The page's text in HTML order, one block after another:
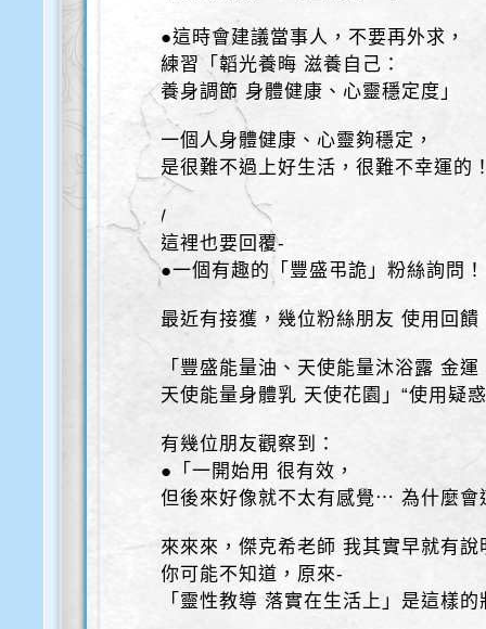
●這時會建議當事人，不要再外求，
練習「韜光養晦 滋養自己：
養身調節 身體健康、心靈穩定度」
一個人身體健康、心靈夠穩定，
是很難不過上好生活，很難不幸運的
/
這裡也要回覆-
●一個有趣的「豐盛弔詭」粉絲詢問！
最近有接獲，幾位粉絲朋友 使用回饋
「豐盛能量油、天使能量沐浴露 金運
天使能量身體乳 天使花園」“使用疑
有幾位朋友觀察到：
●「一開始用 很有效，
但後來好像就不太有感覺⋯ 為什麼會
來來來，傑克希老師 我其實早就有說
你可能不知道，原來-
「靈性教導 落實在生活上」是這樣